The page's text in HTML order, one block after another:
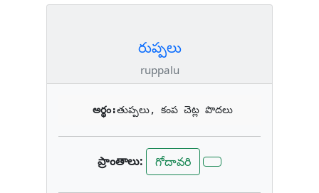
రుప్పలు
ruppalu
అర్థం:తుప్పలు, కంప చెట్ల పొదలు
ప్రాంతాలు: గోదావరి